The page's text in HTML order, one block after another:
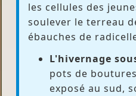
les cellules des
soulever le terreau
ébauches de
L'hivernage
pots de
exposé au sud,